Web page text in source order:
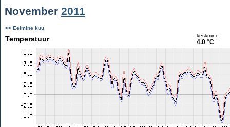
November 2011
<< Eelmine kuu
Temperatuur keskmine
4.0 °C